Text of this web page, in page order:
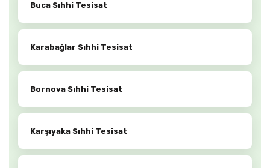
Buca Sıhhi Tesisat
Karabağlar Sıhhi Tesisat
Bornova Sıhhi Tesisat
Karşıyaka Sıhhi Tesisat